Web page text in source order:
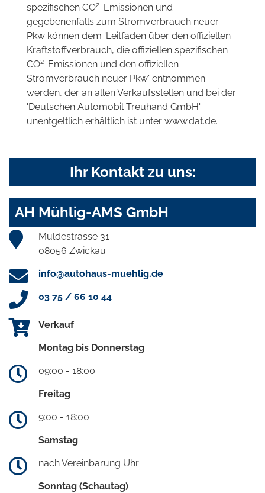
spezifischen CO2-Emissionen und
gegebenenfalls zum Stromverbrauch neuer
Pkw können dem 'Leitfaden über den offiziellen
Kraftstoffverbrauch, die offiziellen spezifischen
CO2-Emissionen und den offiziellen
Stromverbrauch neuer Pkw' entnommen
werden, der an allen Verkaufsstellen und bei der
'Deutschen Automobil Treuhand GmbH'
unentgeltlich erhältlich ist unter www.dat.de.
Ihr Kontakt zu uns:
AH Mühlig-AMS GmbH
Muldestrasse 31
08056 Zwickau
info@autohaus-muehlig.de
03 75 / 66 10 44
Verkauf
Montag bis Donnerstag
09:00 - 18:00
Freitag
9:00 - 18:00
Samstag
nach Vereinbarung Uhr
Sonntag (Schautag)